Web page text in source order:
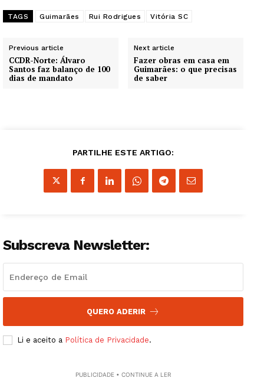
Guimarães, agora!
Institucional
TAGS Guimarães Rui Rodrigues Vitória SC
Previous article
CCDR-Norte: Álvaro
Santos faz balanço de 100
dias de mandato
Next article
Fazer obras em casa em
Guimarães: o que precisas
de saber
PARTILHE ESTE ARTIGO:
Subscreva Newsletter:
QUERO ADERIR
Li e aceito a Política de Privacidade.
PUBLICIDADE • CONTINUE A LER